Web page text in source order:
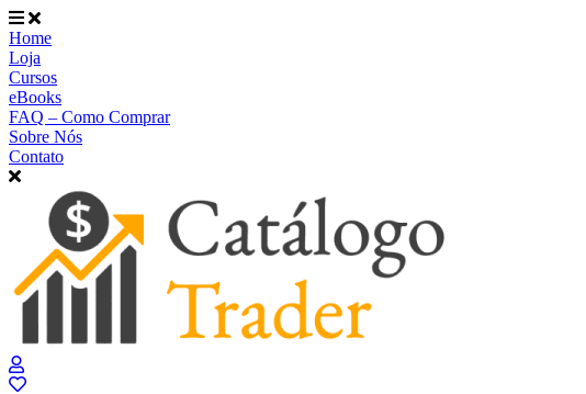
Ir
para
o
conteúdo
Home
Loja
Cursos
eBooks
FAQ – Como Comprar
Sobre Nós
Contato